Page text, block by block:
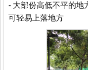
- 大部份高低不平的地
可轻易上落地方